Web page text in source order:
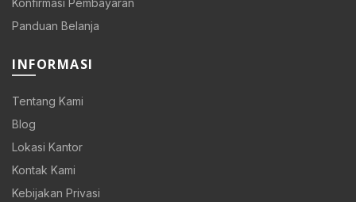
Konfirmasi Pembayaran
Panduan Belanja
INFORMASI
Tentang Kami
Blog
Lokasi Kantor
Kontak Kami
Kebijakan Privasi